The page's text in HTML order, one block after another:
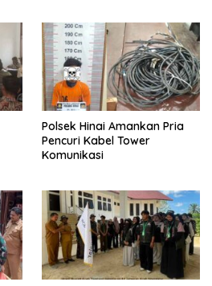
Polsek Hinai Amankan Pria
Pencuri Kabel Tower
Komunikasi